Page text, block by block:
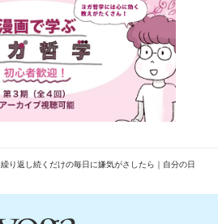
繰り返し続くだけの毎日に嫌気がさしたら｜自分の日